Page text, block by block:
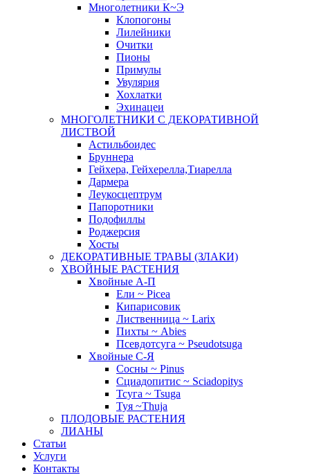
Многолетники К~Э
Клопогоны
Лилейники
Очитки
Пионы
Примулы
Увулярия
Хохлатки
Эхинацеи
МНОГОЛЕТНИКИ С ДЕКОРАТИВНОЙ
ЛИСТВОЙ
Астильбоидес
Бруннера
Гейхера, Гейхерелла,Тиарелла
Дармера
Леукосцептрум
Папоротники
Подофиллы
Роджерсия
Хосты
ДЕКОРАТИВНЫЕ ТРАВЫ (ЗЛАКИ)
ХВОЙНЫЕ РАСТЕНИЯ
Хвойные А-П
Ели ~ Picea
Кипарисовик
Лиственница ~ Larix
Пихты ~ Abies
Псевдотсуга ~ Pseudotsuga
Хвойные С-Я
Сосны ~ Pinus
Сциадопитис ~ Sciadopitys
Тсуга ~ Tsuga
Туя ~Thuja
ПЛОДОВЫЕ РАСТЕНИЯ
ЛИАНЫ
Статьи
Услуги
Контакты